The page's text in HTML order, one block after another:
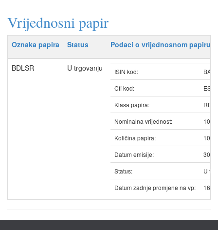
Vrijednosni papir
Oznaka papira Status Podaci o vrijednosnom papiru
BDLSR U trgovanju ISIN kod:
Cfi kod:
Klasa papira:
Nominalna vrijednost:
Količina papira:
Datum emisije:
Status:
U
Datum zadnje promjene na vp: